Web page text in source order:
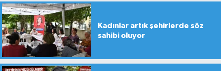
Kadınlar artık şehirlerde söz
sahibi oluyor